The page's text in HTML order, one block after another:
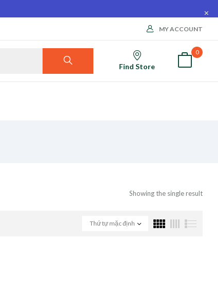
MY ACCOUNT
Find Store
0
Showing the single result
Thứ tự mặc định